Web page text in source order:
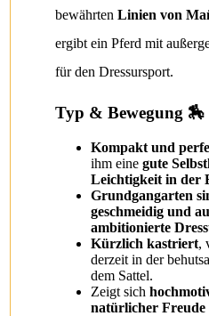
bewährten Linien von
ergibt ein Pferd mit
für den Dressursport.
Typ & Bewegung 🏇
Kompakt und
ihm eine gute
Leichtigkeit in der
Grundgangarten
geschmeidig und
ambitionierte
Kürzlich kastriert,
derzeit in der
dem Sattel.
Zeigt sich
natürlicher